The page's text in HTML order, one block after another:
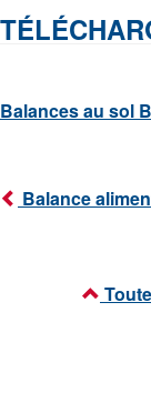
Balances au sol
Balance